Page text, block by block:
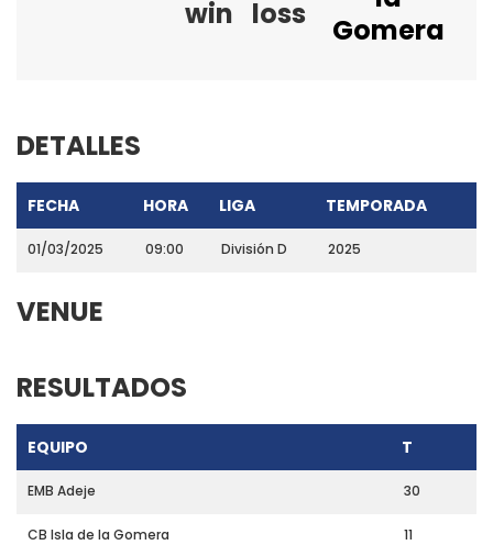
win loss
Gomera
DETALLES
FECHA HORA LIGA TEMPORADA
01/03/2025 09:00 División D 2025
VENUE
RESULTADOS
EQUIPO T
EMB Adeje 30
CB Isla de la Gomera 11